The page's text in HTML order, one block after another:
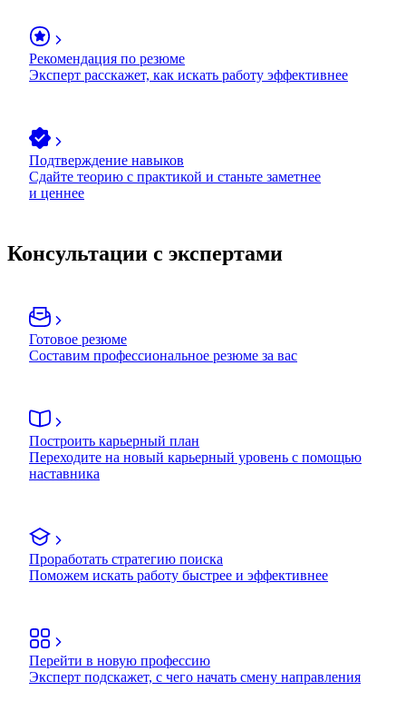
Рекомендация по резюме
Эксперт расскажет, как искать работу эффективнее
Подтверждение навыков
Сдайте теорию с практикой и станьте заметнее
и ценнее
Консультации с экспертами
Готовое резюме
Составим профессиональное резюме за вас
Построить карьерный план
Переходите на новый карьерный уровень с помощью
наставника
Проработать стратегию поиска
Поможем искать работу быстрее и эффективнее
Перейти в новую профессию
Эксперт подскажет, с чего начать смену направления